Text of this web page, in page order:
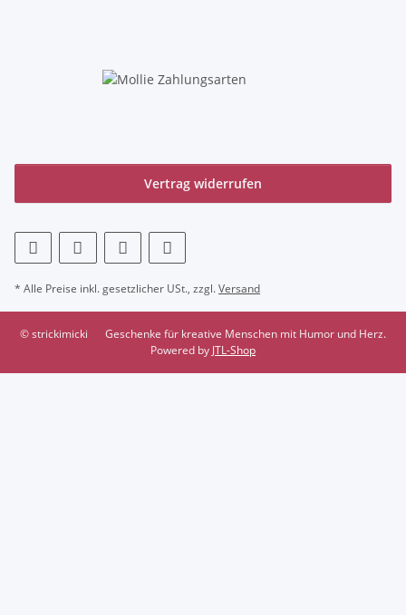
Vertrag widerrufen
* Alle Preise inkl. gesetzlicher USt., zzgl.Versand
© strickimicki
Geschenke für kreative Menschen mit Humor und Herz.
Powered by JTL-Shop